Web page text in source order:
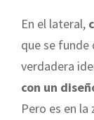
En el lateral,
que se funde
verdadera
con un
Pero es en